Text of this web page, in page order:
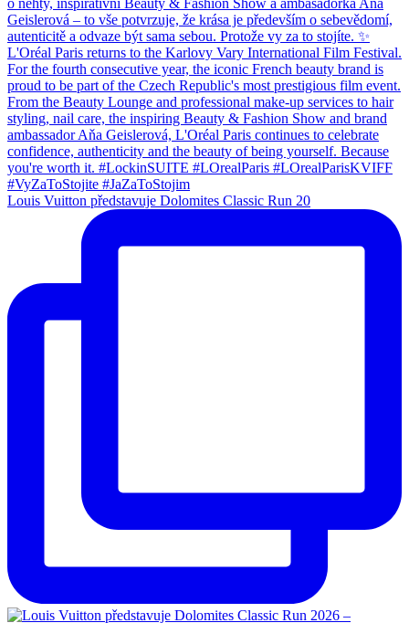
Louis Vuitton představuje Dolomites Classic Run 20